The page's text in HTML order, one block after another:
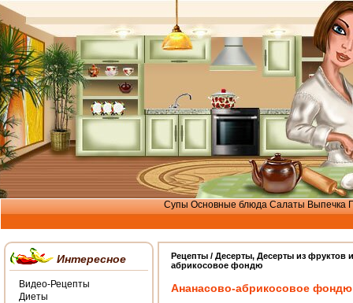
Супы Основные блюда Салаты Выпечка
Рецепты / Десерты, Десерты из фруктов
абрикосовое фондю
Ананасово-абрикосовое фондю
Интересное
Видео-Рецепты
Диеты